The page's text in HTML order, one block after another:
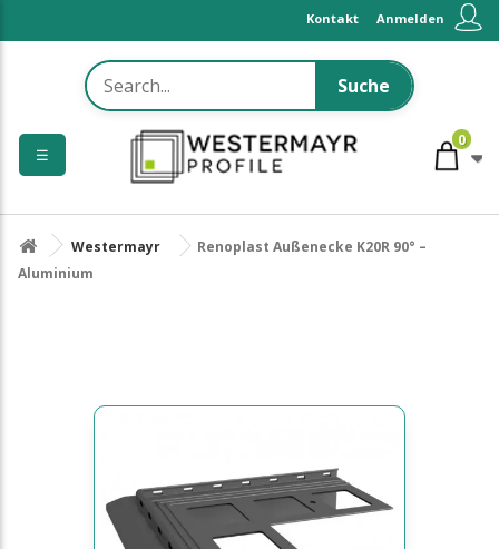
Anmelden
Kontakt
Suche
0
Westermayr
Renoplast Außenecke K20R 90° –
Aluminium
☰